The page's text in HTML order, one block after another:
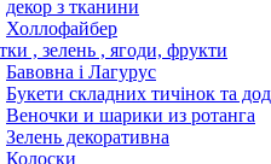
декор з тканини
Холлофайбер
, зелень , ягоди, фрукти
Бавовна і Лагурус
Букети складних тичінок та
Веночки и шарики из ротанга
Зелень декоративна
Колоски